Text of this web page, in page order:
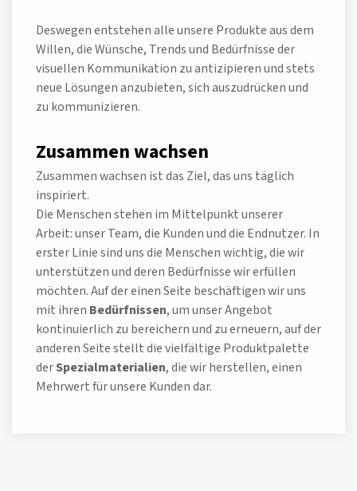
Deswegen entstehen alle unsere Produkte aus dem
Willen, die Wünsche, Trends und Bedürfnisse der
visuellen Kommunikation zu antizipieren und stets
neue Lösungen anzubieten, sich auszudrücken und
zu kommunizieren.
Zusammen wachsen
Zusammen wachsen ist das Ziel, das uns täglich
inspiriert.
Die Menschen stehen im Mittelpunkt unserer
Arbeit: unser Team, die Kunden und die Endnutzer. In
erster Linie sind uns die Menschen wichtig, die wir
unterstützen und deren Bedürfnisse wir erfüllen
möchten. Auf der einen Seite beschäftigen wir uns
mit ihren Bedürfnissen, um unser Angebot
kontinuierlich zu bereichern und zu erneuern, auf der
anderen Seite stellt die vielfältige Produktpalette
derSpezialmaterialien, die wir herstellen, einen
Mehrwert für unsere Kunden dar.